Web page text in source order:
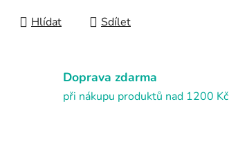
Hlídat Sdílet
Doprava zdarma
při nákupu produktů nad 1200 Kč